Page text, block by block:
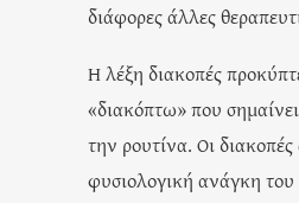
διάφορες άλλες
Η λέξη διακοπές
«διακόπτω» που
την ρουτίνα. Οι
φυσιολογική ανάγκη